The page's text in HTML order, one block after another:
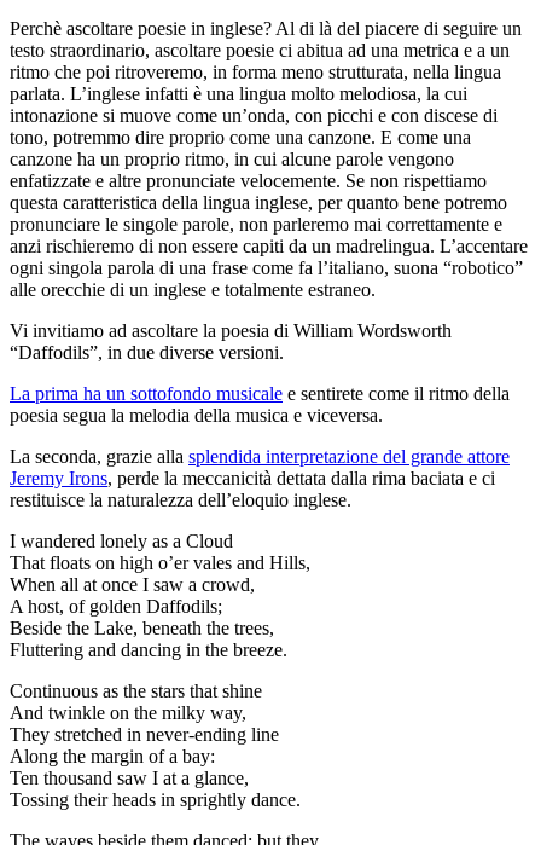
Perchè ascoltare poesie in inglese? Al di là del piacere di seguire un
testo straordinario, ascoltare poesie ci abitua ad una metrica e a un
ritmo che poi ritroveremo, in forma meno strutturata, nella lingua
parlata. L’inglese infatti è una lingua molto melodiosa, la cui
intonazione si muove come un’onda, con picchi e con discese di
tono, potremmo dire proprio come una canzone. E come una
canzone ha un proprio ritmo, in cui alcune parole vengono
enfatizzate e altre pronunciate velocemente. Se non rispettiamo
questa caratteristica della lingua inglese, per quanto bene potremo
pronunciare le singole parole, non parleremo mai correttamente e
anzi rischieremo di non essere capiti da un madrelingua. L’accentare
ogni singola parola di una frase come fa l’italiano, suona “robotico”
alle orecchie di un inglese e totalmente estraneo.
Vi invitiamo ad ascoltare la poesia di William Wordsworth
“Daffodils”, in due diverse versioni.
La prima ha un sottofondo musicale e sentirete come il ritmo della
poesia segua la melodia della musica e viceversa.
La seconda, grazie alla splendida interpretazione del grande attore
Jeremy Irons, perde la meccanicità dettata dalla rima baciata e ci
restituisce la naturalezza dell’eloquio inglese.
I wandered lonely as a Cloud
That floats on high o’er vales and Hills,
When all at once I saw a crowd,
A host, of golden Daffodils;
Beside the Lake, beneath the trees,
Fluttering and dancing in the breeze.
Continuous as the stars that shine
And twinkle on the milky way,
They stretched in never-ending line
Along the margin of a bay:
Ten thousand saw I at a glance,
Tossing their heads in sprightly dance.